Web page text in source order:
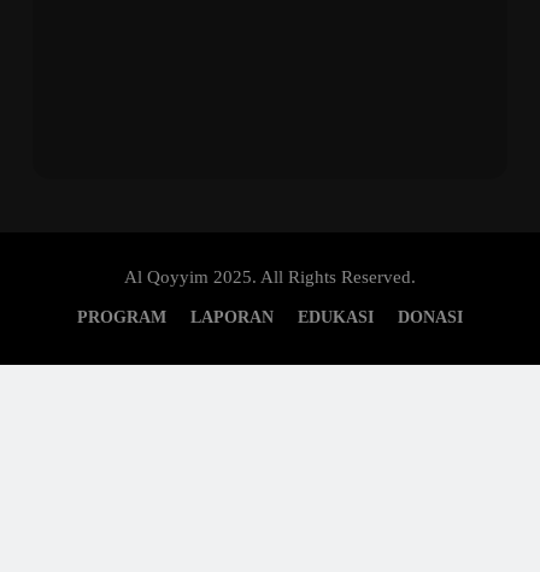
Al Qoyyim 2025. All Rights Reserved.
PROGRAM LAPORAN EDUKASI DONASI